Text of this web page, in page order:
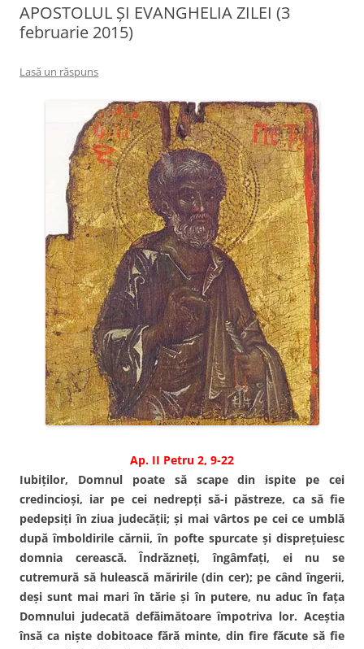
APOSTOLUL ȘI EVANGHELIA ZILEI (3
februarie 2015)
Lasă un răspuns
Ap. II Petru 2, 9-22
Iubiţilor, Domnul poate să scape din ispite pe cei
credincioşi, iar pe cei nedrepţi să-i păstreze, ca să fie
pedepsiţi în ziua judecăţii; şi mai vârtos pe cei ce umblă
după îmboldirile cărnii, în pofte spurcate şi dispreţuiesc
domnia cerească. Îndrăzneţi, îngâmfaţi, ei nu se
cutremură să hulească măririle (din cer); pe când îngerii,
deşi sunt mai mari în tărie şi în putere, nu aduc în faţa
Domnului judecată defăimătoare împotriva lor. Aceştia
însă ca nişte dobitoace fără minte, din fire făcute să fie